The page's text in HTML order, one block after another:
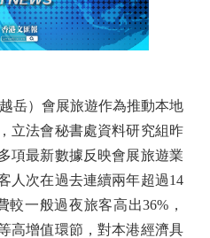
）會展旅遊作為推動本地
立法會秘書處資料研究組昨
項最新數據反映會展旅遊業
人次在過去連續兩年超過14
一般過夜旅客高出36%，
高增值環節，對本港經濟具